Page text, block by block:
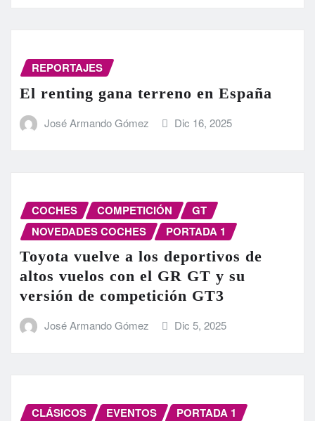
REPORTAJES
El renting gana terreno en España
José Armando Gómez Dic 16, 2025
COCHES COMPETICIÓN
GT
NOVEDADES COCHES
PORTADA 1
Toyota vuelve a los deportivos de
altos vuelos con el GR GT y su
versión de competición GT3
José Armando Gómez Dic 5, 2025
CLÁSICOS EVENTOS PORTADA 1